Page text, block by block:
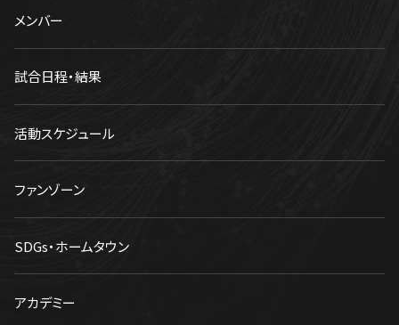
メンバー
試合日程・結果
活動スケジュール
ファンゾーン
SDGs・ホームタウン
アカデミー